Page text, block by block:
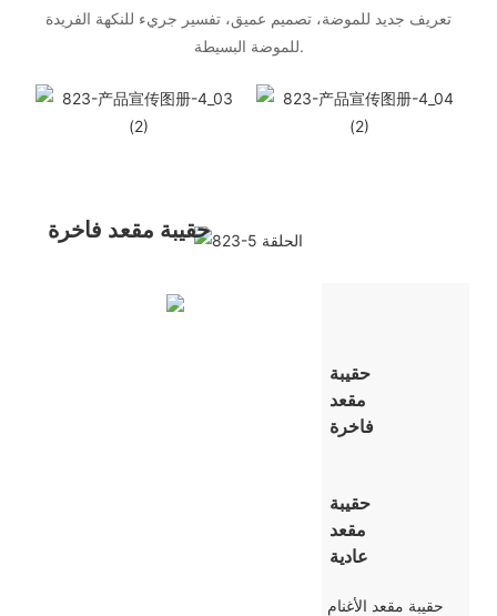
تعريف جديد للموضة، تصميم عميق، تفسير جريء للنكهة الفريدة
للموضة البسيطة.
حقيبة مقعد فاخرة
حقيبة
مقعد
فاخرة
حقيبة
مقعد
عادية
حقيبة مقعد الأغنام